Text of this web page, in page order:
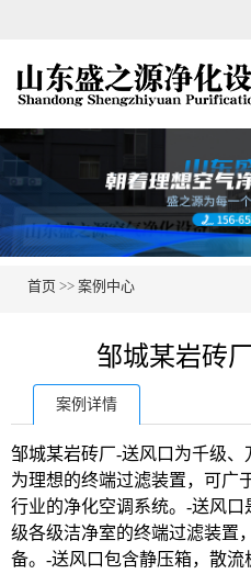
首页 >> 案例中心
邹城某岩砖
案例详情
邹城某岩砖厂-送风口为千级
为理想的终端过滤装置，可广
行业的净化空调系统。-送风口
级各级洁净室的终端过滤装置
备。-送风口包含静压箱，散